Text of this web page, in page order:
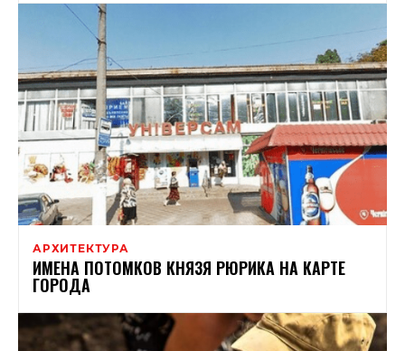
АРХИТЕКТУРА
ИМЕНА ПОТОМКОВ КНЯЗЯ РЮРИКА НА КАРТЕ
ГОРОДА